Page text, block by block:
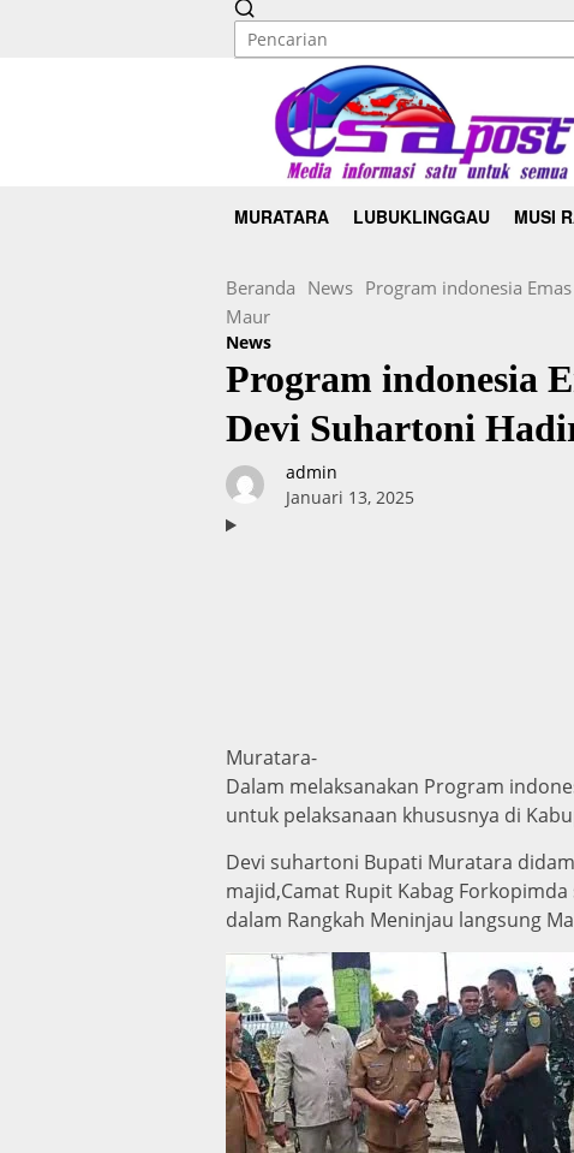
MURATARA LUBUKLINGGAU MUSI
Beranda News Program indonesia
Maur
News
Program indonesia
Devi Suhartoni
admin
Januari 13, 2025
Muratara-
Dalam melaksanakan Program
untuk pelaksanaan khususnya di
Devi suhartoni Bupati Muratara
majid,Camat Rupit Kabag
dalam Rangkah Meninjau langsung